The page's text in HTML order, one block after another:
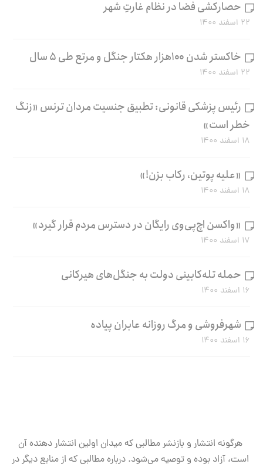
حصارکشی فضا در نظام غارتِ شهر
۲۲ اسفند ۱۴۰۰
خاکستر شدن ۱۰۰هزار هکتار جنگل و مرتع طی ۵ سال
۲۲ اسفند ۱۴۰۰
رئیس پزشکی قانونی: تطبیق جنسیت مردان ترنس «زنگ
خطر است»
۱۸ اسفند ۱۴۰۰
«علیه پوتین، رکاب بزن!»
۱۸ اسفند ۱۴۰۰
«واکسن اچ‌پی‌وی رایگان در دسترس مردم قرار گیرد»
۱۷ اسفند ۱۴۰۰
حمله تله‌کابینی دولت به جنگل‌های هیرکانی
۱۶ اسفند ۱۴۰۰
شهرفروشی و مرگ روزانه عابران پیاده
۱۶ اسفند ۱۴۰۰
هرگونه انتشار و بازنشر مطالبی که میدان اولین انتشار دهنده آن
است، آزاد بوده و توصیه می‌شود. درباره مطالبی که از منابع دیگر در